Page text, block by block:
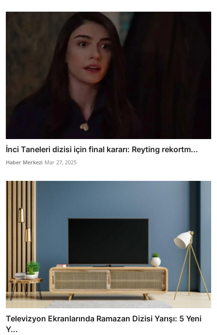
İnci Taneleri dizisi için final kararı: Reyting rekortm...
Haber Merkezi Mar 27, 2025
Televizyon Ekranlarında Ramazan Dizisi Yarışı: 5 Yeni
Y...